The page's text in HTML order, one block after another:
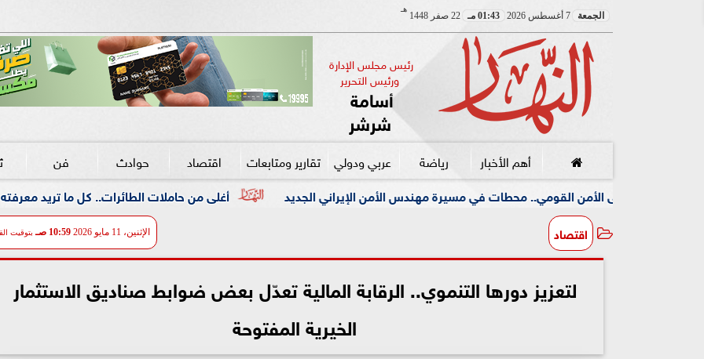
الجمعة 7 أغسطس 2026 01:43 مـ 22 صفر 1448
هـ
رئيس مجلس الإدارة
ورئيس التحرير
أسامة
شرشر
أهم الأخبار رياضة عربي ودولي تقارير ومتابعات اقتصاد حوادث فن
أغلى من حاملات الطائرات.. كل ما تريد معرفته عن بوارج «فئة القومي.. محطات في مسيرة مهندس الأمن الإيراني الجديد
اقتصاد الإثنين، 11 مايو 2026 10:59 صـ بتوقيت
لتعزيز دورها التنموي.. الرقابة المالية تعدّل بعض ضوابط صناديق الاستثمار
الخيرية المفتوحة